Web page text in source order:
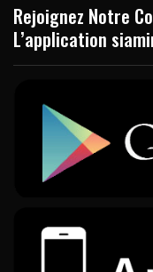
Rejoignez Notre
L’application